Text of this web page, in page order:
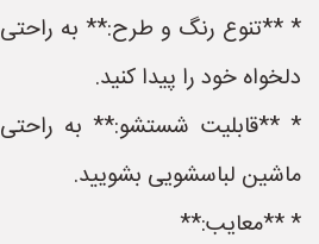
* **تنوع رنگ و طرح:** به
دلخواه خود را پیدا کنید.
* **قابلیت شستشو:** به راحتی
ماشین لباسشویی بشویید.
* **معایب:**